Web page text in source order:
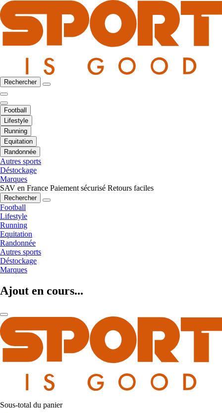
Rechercher
Football
Lifestyle
Running
Equitation
Randonnée
Autres sports
Déstockage
Marques
SAV en France Paiement sécurisé Retours faciles
Rechercher
Football
Lifestyle
Running
Equitation
Randonnée
Autres sports
Déstockage
Marques
Ajout en cours...
Sous-total du panier